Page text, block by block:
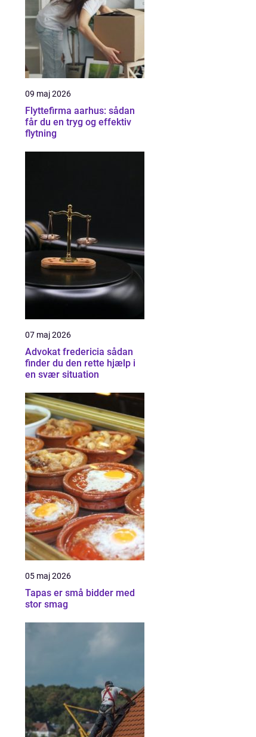
09 maj 2026
Flyttefirma aarhus: sådan
får du en tryg og effektiv
flytning
07 maj 2026
Advokat fredericia sådan
finder du den rette hjælp i
en svær situation
05 maj 2026
Tapas er små bidder med
stor smag